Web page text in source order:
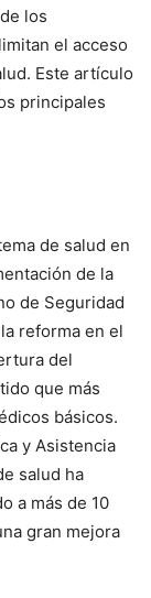
los
el acceso
Este artículo
principales
de salud en
de la
de Seguridad
reforma en el
del
que más
básicos.
y Asistencia
salud ha
a más de 10
gran mejora